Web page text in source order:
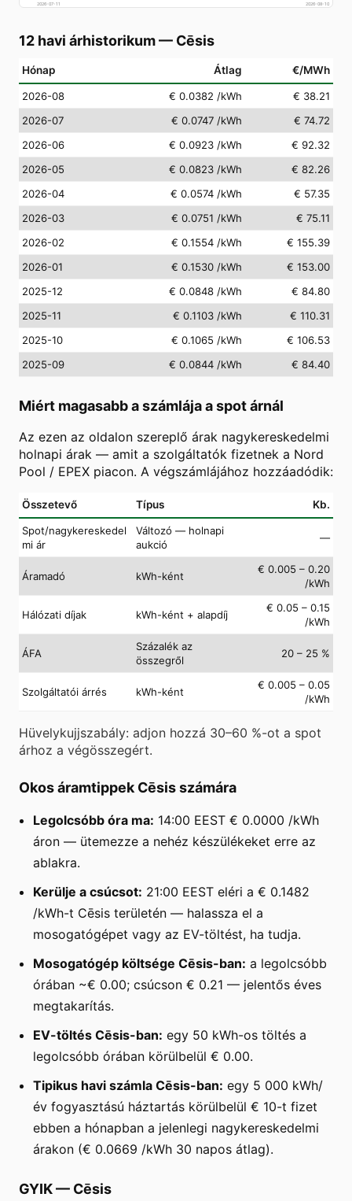
2026-07-11
2026-08-10
12 havi árhistorikum— Cēsis
Hónap Átlag €/MWh
2026-08 € 0.0382 /kWh
€ 38.21
2026-07
€ 0.0747 /kWh
€ 74.72
2026-06
€ 0.0923 /kWh
€ 92.32
2026-05
€ 0.0823 /kWh
€ 82.26
2026-04
€ 0.0574 /kWh
€ 57.35
2026-03
€ 0.0751 /kWh
€ 75.11
2026-02
€ 0.1554 /kWh
€ 155.39
2026-01
€ 0.1530 /kWh
€ 153.00
2025-12
€ 0.0848 /kWh
€ 84.80
2025-11
€ 0.1103 /kWh
€ 110.31
2025-10
€ 0.1065 /kWh
€ 106.53
2025-09
€ 0.0844 /kWh € 84.40
Miért magasabb a számlája a spot árnál
Az ezen az oldalon szereplő árak nagykereskedelmi
holnapi árak — amit a szolgáltatók fizetnek a Nord
Pool / EPEX piacon. A végszámlájához hozzáadódik:
Összetevő Típus Kb.
Spot/nagykereskedel
mi ár
Változó — holnapi
aukció
—
Áramadó kWh-ként
€ 0.005 – 0.20
/kWh
Hálózati díjak kWh-ként + alapdíj
€ 0.05 – 0.15
/kWh
ÁFA
Százalék az
összegről
20 – 25 %
Szolgáltatói árrés kWh-ként
€ 0.005 – 0.05
/kWh
Hüvelykujjszabály: adjon hozzá 30–60 %-ot a spot
árhoz a végösszegért.
Okos áramtippek Cēsis számára
Legolcsóbb óra ma: 14:00 EEST € 0.0000 /kWh
áron — ütemezze a nehéz készülékeket erre az
ablakra.
Kerülje a csúcsot: 21:00 EEST eléri a € 0.1482
/kWh-t Cēsis területén — halassza el a
mosogatógépet vagy az EV-töltést, ha tudja.
Mosogatógép költsége Cēsis-ban: a legolcsóbb
órában ~€ 0.00; csúcson € 0.21 — jelentős éves
megtakarítás.
EV-töltés Cēsis-ban: egy 50 kWh-os töltés a
legolcsóbb órában körülbelül € 0.00.
Tipikus havi számla Cēsis-ban: egy 5 000 kWh/
év fogyasztású háztartás körülbelül € 10-t fizet
ebben a hónapban a jelenlegi nagykereskedelmi
árakon (€ 0.0669 /kWh 30 napos átlag).
GYIK— Cēsis